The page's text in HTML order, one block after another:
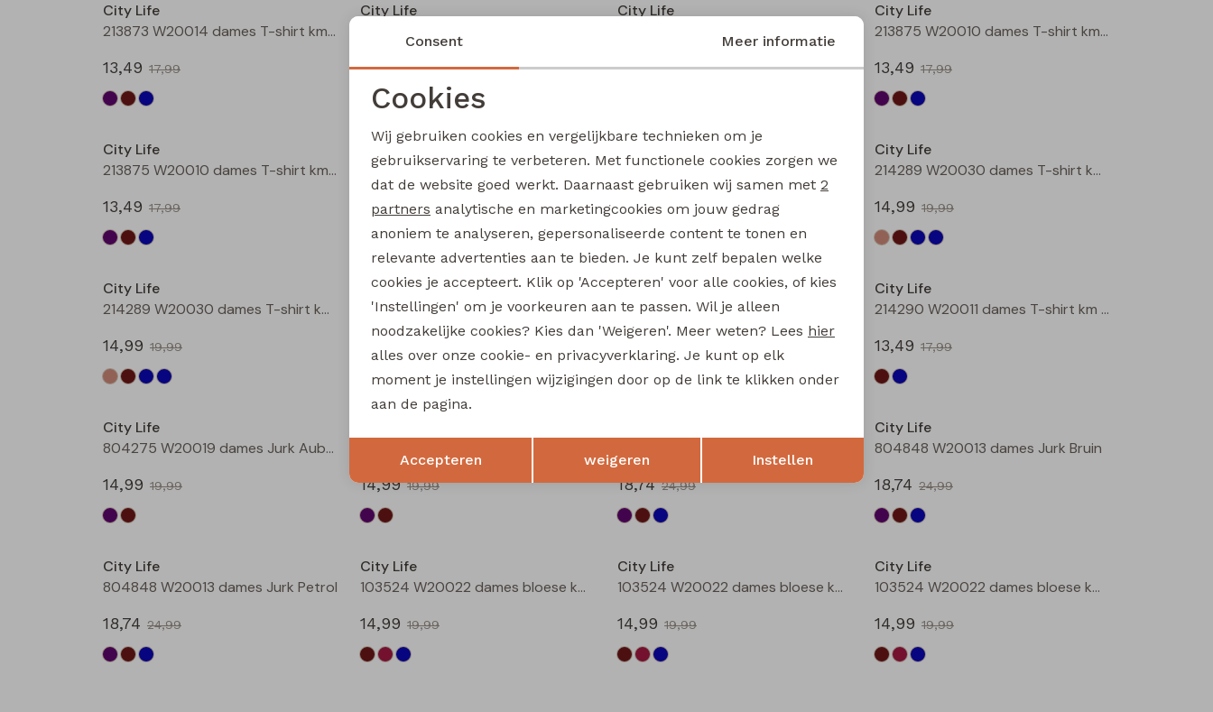
City Life
213873 W20014 dames T-shirt km Petrol
13,49 17,99
City Life
13,49 17,99
City Life
13,49 17,99
City Life
213875 W20010 dames T-shirt km Aubergine
13,49 17,99
City Life
213875 W20010 dames T-shirt km Bruin
13,49 17,99
City Life
213875 W20010 dames T-shirt km Petrol
13,49 17,99
214289 W20030 dames T-shirt km Kit
14,99
19,99
City Life
214289 W20030 dames T-shirt km Bruin donker
14,99 19,99
City Life
214289 W20030 dames T-shirt km Marine
14,99 19,99
Sale
City Life
214289 W20030 dames T-shirt km Petrol
Sale
City Life
City Life
214290 W20011 dames T-shirt km Marine
13,49 17,99
City Life
804275 W20019 dames Jurk Aubergine
14,99 19,99
Sale
14,99 19,99
18,74 24,99
City Life
804848 W20013 dames Jurk Bruin
18,74 24,99
City Life
804848 W20013 dames Jurk Petrol
18,74 24,99
City Life
103524 W20022 dames bloese km Bruin donker
14,99 19,99
City Life
103524 W20022 dames bloese km Wijnrood
14,99 19,99
City Life
103524 W20022 dames bloese km Marine
14,99 19,99
Noodzakelijke cookies
Analytische cookies Marketing cookies
Terug Opslaan
Consent Meer informatie
Cookies
Wij gebruiken cookies en vergelijkbare technieken om je
gebruikservaring te verbeteren. Met functionele cookies zorgen we
dat de website goed werkt. Daarnaast gebruiken wij samen met 2
partners analytische en marketingcookies om jouw gedrag
anoniem te analyseren, gepersonaliseerde content te tonen en
relevante advertenties aan te bieden. Je kunt zelf bepalen welke
cookies je accepteert. Klik op 'Accepteren' voor alle cookies, of kies
'Instellingen' om je voorkeuren aan te passen. Wil je alleen
noodzakelijke cookies? Kies dan 'Weigeren'. Meer weten? Lees hier
alles over onze cookie- en privacyverklaring. Je kunt op elk
moment je instellingen wijzigingen door op de link te klikken onder
aan de pagina.
Accepteren weigeren Instellen